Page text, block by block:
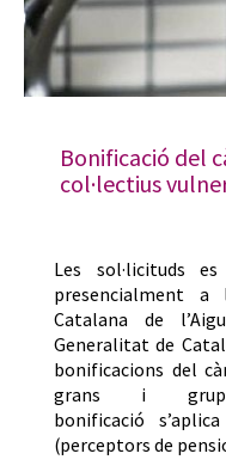
Bonificació del
col·lectius
Les sol·licituds
presencialment a
Catalana de
Generalitat de
bonificacions del
grans i grups
bonificació
(perceptors de